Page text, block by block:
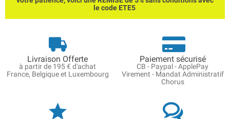
le code ETE5
Livraison Offerte
à partir de 195 € d'achat
France, Belgique et Luxembourg
Paiement sécurisé
CB - Paypal - ApplePay
Virement - Mandat Administratif
Chorus